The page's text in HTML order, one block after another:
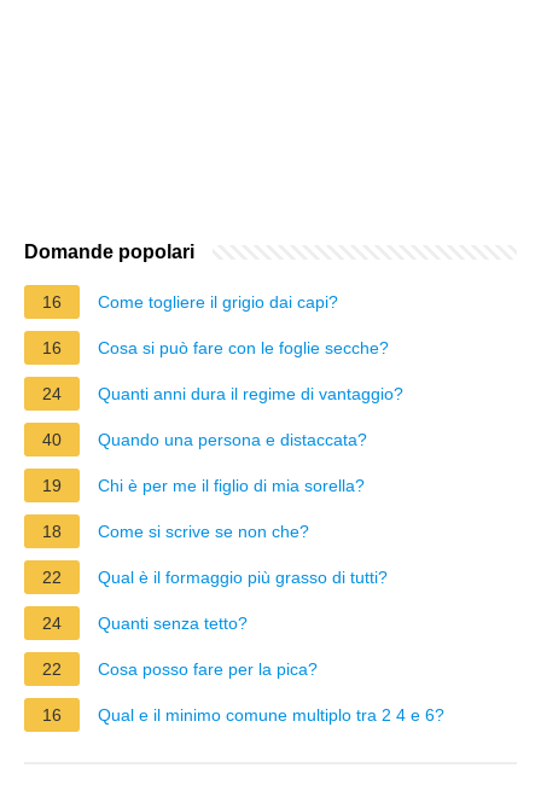
Domande popolari
16 Come togliere il grigio dai capi?
16 Cosa si può fare con le foglie secche?
24 Quanti anni dura il regime di vantaggio?
40 Quando una persona e distaccata?
19 Chi è per me il figlio di mia sorella?
18 Come si scrive se non che?
22 Qual è il formaggio più grasso di tutti?
24 Quanti senza tetto?
22 Cosa posso fare per la pica?
16 Qual e il minimo comune multiplo tra 2 4 e 6?